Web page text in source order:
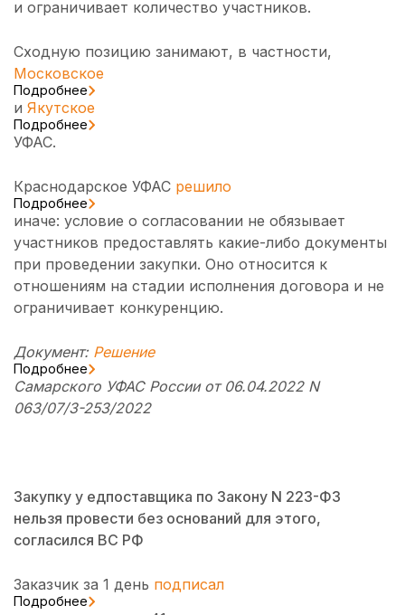
и ограничивает количество участников.
Сходную позицию занимают, в частности,
Московское
Подробнее
и Якутское
Подробнее
УФАС.
Краснодарское УФАС решило
Подробнее
иначе: условие о согласовании не обязывает
участников предоставлять какие-либо документы
при проведении закупки. Оно относится к
отношениям на стадии исполнения договора и не
ограничивает конкуренцию.
Документ: Решение
Подробнее
Самарского УФАС России от 06.04.2022 N
063/07/3-253/2022
Закупку у едпоставщика по Закону N 223-ФЗ
нельзя провести без оснований для этого,
согласился ВС РФ
Заказчик за 1 день подписал
Подробнее